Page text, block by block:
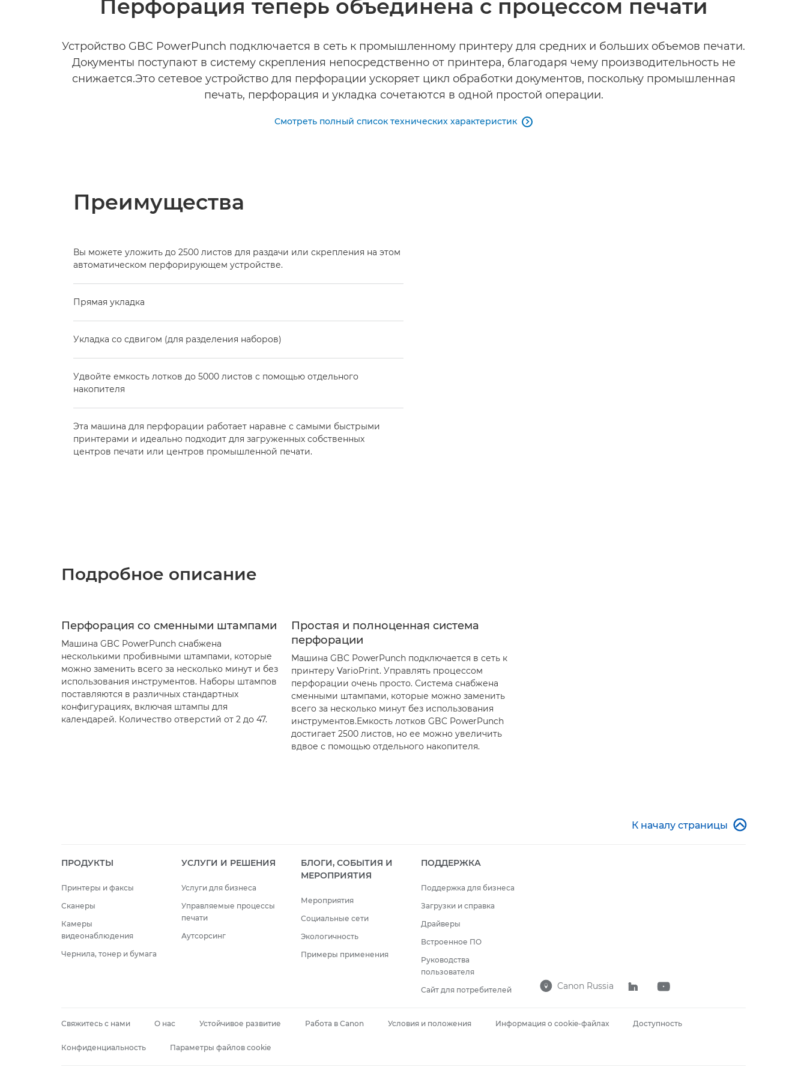
Перфорация теперь объединена с процессом печати
Устройство GBC PowerPunch подключается в сеть к промышленному принтеру для средних и больших объемов печати.
Документы поступают в систему скрепления непосредственно от принтера, благодаря чему производительность не
снижается.Это сетевое устройство для перфорации ускоряет цикл обработки документов, поскольку промышленная
печать, перфорация и укладка сочетаются в одной простой операции.
Смотреть полный список технических характеристик 
Преимущества
Вы можете уложить до 2500 листов для раздачи или скрепления на этом
автоматическом перфорирующем устройстве.
Прямая укладка
Укладка со сдвигом (для разделения наборов)
Удвойте емкость лотков до 5000 листов с помощью отдельного
накопителя
Эта машина для перфорации работает наравне с самыми быстрыми
принтерами и идеально подходит для загруженных собственных
центров печати или центров промышленной печати.
Подробное описание
Перфорация со сменными штампами
Машина GBC PowerPunch снабжена
несколькими пробивными штампами, которые
можно заменить всего за несколько минут и без
использования инструментов. Наборы штампов
поставляются в различных стандартных
конфигурациях, включая штампы для
календарей. Количество отверстий от 2 до 47.
Простая и полноценная система
перфорации
Машина GBC PowerPunch подключается в сеть к
принтеру VarioPrint. Управлять процессом
перфорации очень просто. Система снабжена
сменными штампами, которые можно заменить
всего за несколько минут без использования
инструментов.Емкость лотков GBC PowerPunch
достигает 2500 листов, но ее можно увеличить
вдвое с помощью отдельного накопителя.
К началу страницы 
ПРОДУКТЫ
Принтеры и факсы
Сканеры
Камеры
видеонаблюдения
Чернила, тонер и бумага
УСЛУГИ И РЕШЕНИЯ
Услуги для бизнеса
Управляемые процессы
печати
Аутсорсинг
БЛОГИ, СОБЫТИЯ И
МЕРОПРИЯТИЯ
Мероприятия
Социальные сети
Экологичность
Примеры применения
ПОДДЕРЖКА
Поддержка для бизнеса
Загрузки и справка
Драйверы
Встроенное ПО
Руководства
пользователя
Сайт для потребителей
 Canon Russia  
Свяжитесь с нами О нас Устойчивое развитие Работа в Canon Условия и положения Информация о cookie-файлах Доступность
Конфиденциальность Параметры файлов cookie